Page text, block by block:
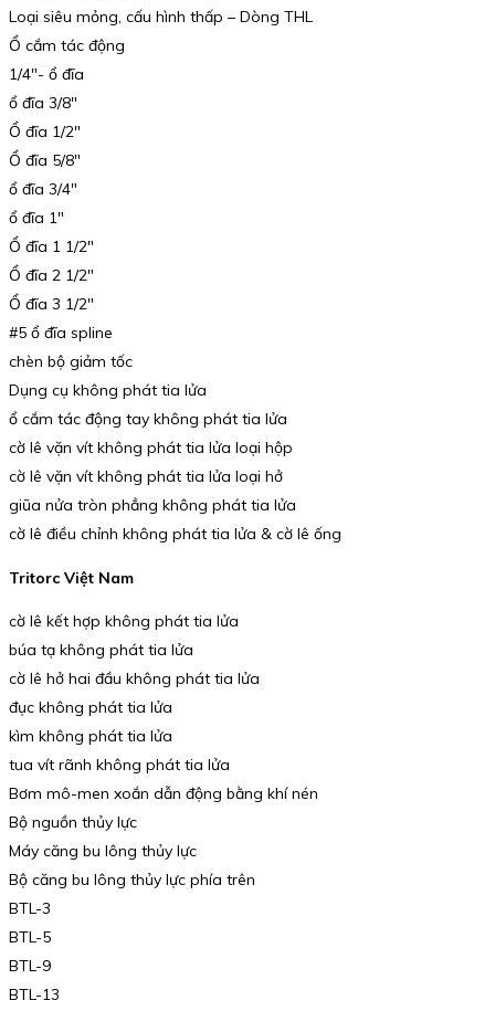
Loại siêu mỏng, cấu hình thấp – Dòng THL
Ổ cắm tác động
1/4″- ổ đĩa
ổ đĩa 3/8″
Ổ đĩa 1/2″
Ổ đĩa 5/8″
ổ đĩa 3/4″
ổ đĩa 1″
Ổ đĩa 1 1/2″
Ổ đĩa 2 1/2″
Ổ đĩa 3 1/2″
#5 ổ đĩa spline
chèn bộ giảm tốc
Dụng cụ không phát tia lửa
ổ cắm tác động tay không phát tia lửa
cờ lê vặn vít không phát tia lửa loại hộp
cờ lê vặn vít không phát tia lửa loại hở
giũa nửa tròn phẳng không phát tia lửa
cờ lê điều chỉnh không phát tia lửa & cờ lê ống
Tritorc Việt Nam
cờ lê kết hợp không phát tia lửa
búa tạ không phát tia lửa
cờ lê hở hai đầu không phát tia lửa
đục không phát tia lửa
kìm không phát tia lửa
tua vít rãnh không phát tia lửa
Bơm mô-men xoắn dẫn động bằng khí nén
Bộ nguồn thủy lực
Máy căng bu lông thủy lực
Bộ căng bu lông thủy lực phía trên
BTL-3
BTL-5
BTL-9
BTL-13